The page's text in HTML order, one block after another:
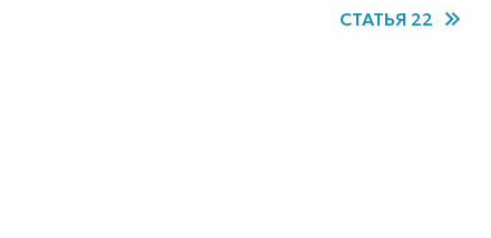
СТАТЬЯ 22